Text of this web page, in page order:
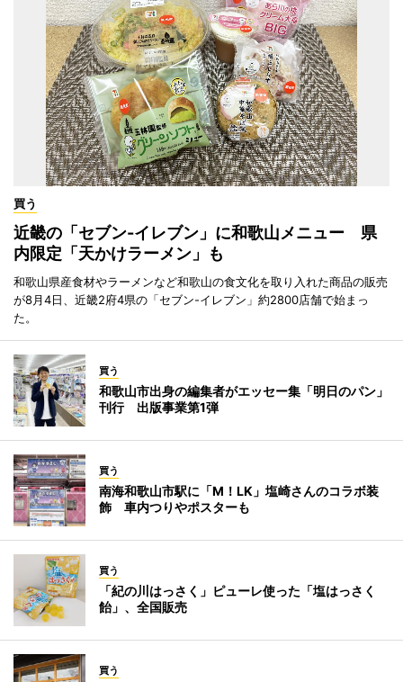
買う
近畿の「セブン-イレブン」に和歌山メニュー 県
内限定「天かけラーメン」も
和歌山県産食材やラーメンなど和歌山の食文化を取り入れた商品の販売
が8月4日、近畿2府4県の「セブン-イレブン」約2800店舗で始まっ
た。
買う
和歌山市出身の編集者がエッセー集「明日のパン」
刊行 出版事業第1弾
買う
南海和歌山市駅に「M！LK」塩崎さんのコラボ装
飾 車内つりやポスターも
買う
「紀の川はっさく」ピューレ使った「塩はっさく
飴」、全国販売
買う